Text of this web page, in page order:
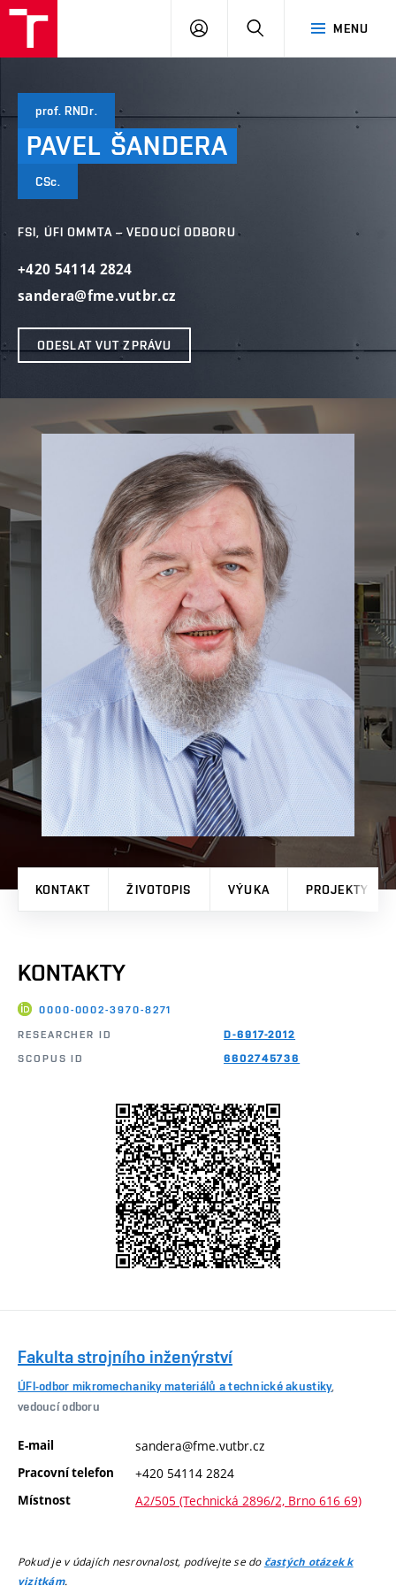
MENU
PŘIHLÁSIT
prof. RNDr.
PAVEL ŠANDERA
CSc.
FSI, ÚFI OMMTA – VEDOUCÍ ODBORU
+420 54114 2824
sandera@fme.vutbr.cz
ODESLAT VUT ZPRÁVU
KONTAKT ŽIVOTOPIS VÝUKA PROJEKTY
KONTAKTY
0000-0002-3970-8271
RESEARCHER ID
D-6917-2012
SCOPUS ID
6602745736
Fakulta strojního inženýrství
ÚFI-odbor mikromechaniky materiálů a technické akustiky,
vedoucí odboru
E-mail sandera@fme.vutbr.cz
Pracovní telefon +420 54114 2824
Místnost A2/505 (Technická 2896/2, Brno 616 69)
Pokud je v údajích nesrovnalost, podívejte se do častých otázek k
vizitkám.